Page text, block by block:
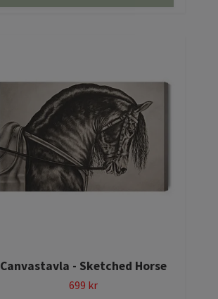
Canvastavla - Sketched Horse
699 kr